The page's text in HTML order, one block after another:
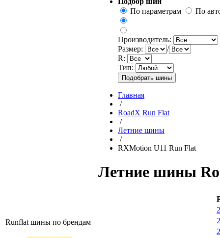
Runflat шины по брендам
По параметрам
По
Производитель:
Размер:
/
R:
Тип:
Главная
/
RoadX Run Flat
/
Летние шины
/
RXMotion U11 Run Flat
Летние шины